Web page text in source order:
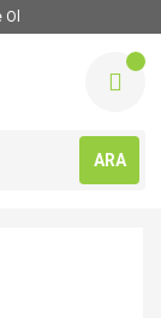
Ol
ARA